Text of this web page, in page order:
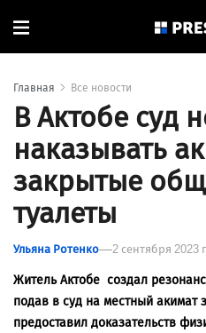
Главная Все новости
В Актобе суд
наказывать
закрытые
туалеты
Ульяна Ротенко 2 сентября 2023
Житель Актобе создал
подав в суд на местный акимат
предоставил доказательств